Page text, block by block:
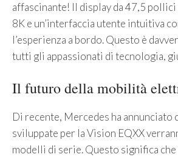
affascinante! Il display da 47,5
8K e un’interfaccia utente intuitiva
l’esperienza a bordo. Questo è
tutti gli appassionati di tecnologia,
Il futuro della mobilità
Di recente, Mercedes ha annunciato
sviluppate per la Vision EQXX
modelli di serie. Questo significa